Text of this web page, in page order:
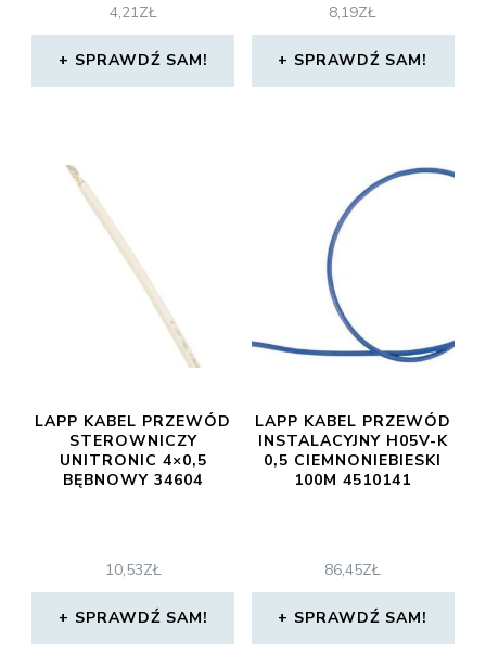
4,21ZŁ
SPRAWDŹ SAM!
8,19ZŁ
SPRAWDŹ SAM!
LAPP KABEL PRZEWÓD
STEROWNICZY
UNITRONIC 4×0,5
BĘBNOWY 34604
10,53ZŁ
SPRAWDŹ SAM!
LAPP KABEL PRZEWÓD
INSTALACYJNY H05V-K
0,5 CIEMNONIEBIESKI
100M 4510141
86,45ZŁ
SPRAWDŹ SAM!